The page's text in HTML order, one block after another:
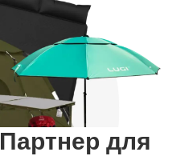
Партнер для